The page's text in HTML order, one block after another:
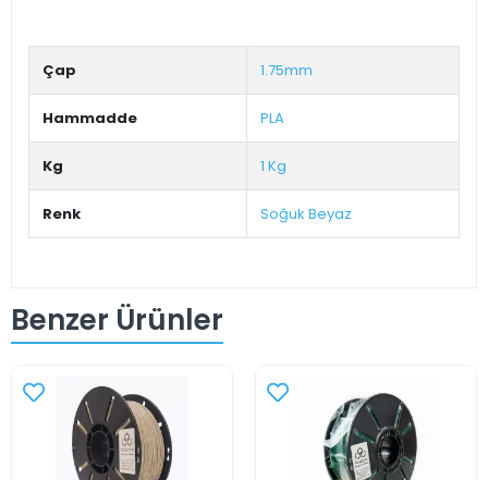
Çap 1.75mm
Hammadde PLA
Kg 1 Kg
Renk Soğuk Beyaz
Benzer Ürünler